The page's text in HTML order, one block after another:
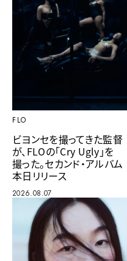
FLO
ビヨンセを撮ってきた監督
が、FLOの「Cry Ugly」を
撮った。セカンド・アルバム
本日リリース
2026.08.07